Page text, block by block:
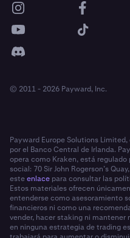
© 2011 - 2026 Payward, Inc.
Payward Europe Solutions
por el Banco Central de Irlanda.
opera como Kraken, está regulado
social: 70 Sir John Rogerson’s
esteenlace para consultar las
Estos materiales ofrecen
entenderse como asesoramiento
financieros ni como una
vender, hacer staking ni
en ninguna estrategia de trading